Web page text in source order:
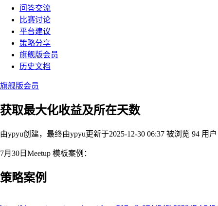
问答交流
比赛讨论
平台建议
策略分享
旗舰版会员
历史文档
旗舰版会员
获取最大化收益及所在天数
由ypyu创建，最终由ypyu更新于2025-12-30 06:37 被浏览 94 用户
7月30日Meetup 模板案例：
策略案例